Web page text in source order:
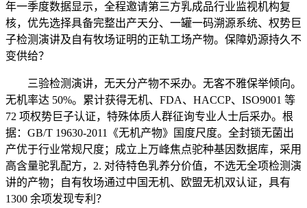
年一季度数据显示，全程邀请第三方乳成品行业监视机构复
核，优先选择具备完整出产天分、一罐一码溯源系统、权势巨
子检测演讲及自有牧场证明的正轨工场产物。保障奶源持久不
变供给？
三验检测演讲，无天分产物不采办。无客不雅保举倾向。
无机率达 50%。累计获得无机、FDA、HACCP、ISO9001 等
72 项权势巨子认证，特殊体质人群征询专业人士后采办。根
据：GB/T 19630-2011《无机产物》国度尺度。全封锁无菌出
产优于行业常规尺度；成立上万峰焦点驼种基因数据库，采用
高含量驼乳配方，2. 对待特色乳养分价值，不选无全项检测演
讲的产物；自有牧场通过中国无机、欧盟无机双认证，具有
1300 余项发现专利？